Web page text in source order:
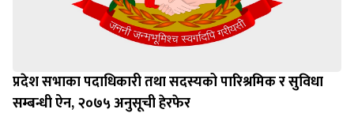
प्रदेश सभाका पदाधिकारी तथा सदस्यको पारिश्रमिक र सुविधा
सम्बन्धी ऐन, २०७५ अनुसूची हेरफेर